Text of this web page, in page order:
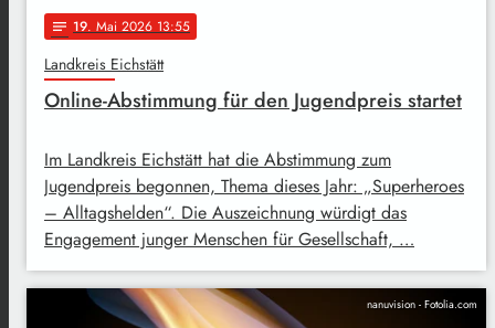
notes 19. Mai 2026 13:55
Landkreis Eichstätt
Online-Abstimmung für den Jugendpreis startet
Im Landkreis Eichstätt hat die Abstimmung zum
Jugendpreis begonnen, Thema dieses Jahr: „Superheroes
– Alltagshelden“. Die Auszeichnung würdigt das
Engagement junger Menschen für Gesellschaft, …
nanuvision - Fotolia.com